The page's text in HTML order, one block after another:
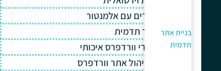
בניית אתר
תדמית
בניית אתרים עם אלמנטור
בניית אתר תדמית
אחסון אתרי וורדפרס איכותי
תחזוקה וניהול אתר וורדפרס